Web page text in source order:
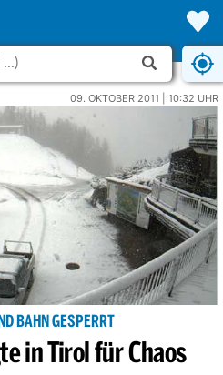
09. OKTOBER 2011 | 10:32 UHR
BAHN GESPERRT
in Tirol für Chaos